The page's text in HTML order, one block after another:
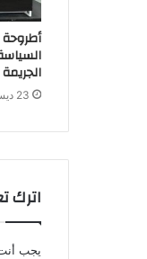
23 ديسمبر 2025
اترك
يجب